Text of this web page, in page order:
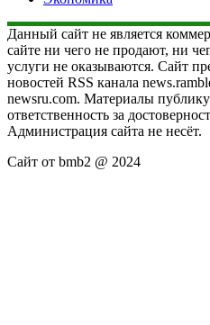
Данный сайт не является
сайте ни чего не продают, ни
услуги не оказываются. Сайт
новостей RSS канала
newsru.com. Материалы
ответственность за
Администрация сайта не несёт.
Сайт от bmb2 @ 2024